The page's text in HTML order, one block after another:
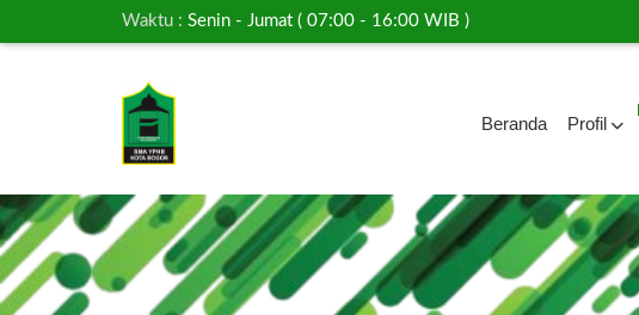
Waktu : Senin - Jumat ( 07:00 - 16:00 WIB )
Beranda Profil